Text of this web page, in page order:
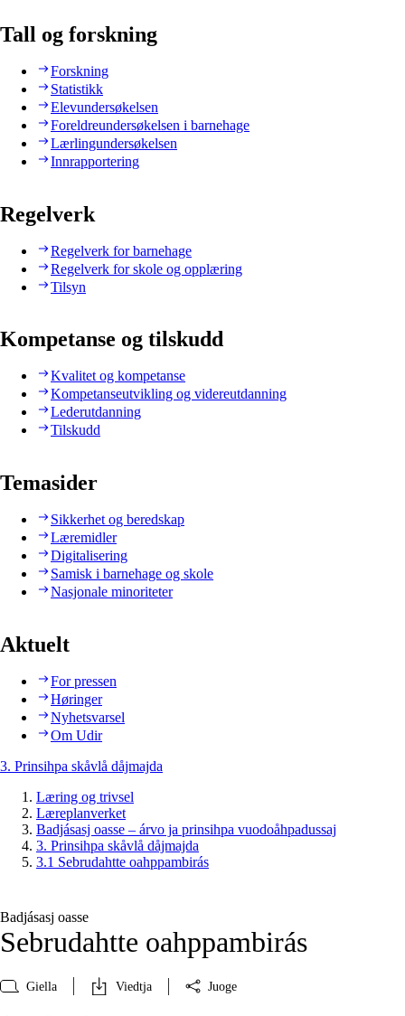
Tall og forskning
Forskning
Statistikk
Elevundersøkelsen
Foreldreundersøkelsen i barnehage
Lærlingundersøkelsen
Innrapportering
Regelverk
Regelverk for barnehage
Regelverk for skole og opplæring
Tilsyn
Kompetanse og tilskudd
Kvalitet og kompetanse
Kompetanseutvikling og videreutdanning
Lederutdanning
Tilskudd
Temasider
Sikkerhet og beredskap
Læremidler
Digitalisering
Samisk i barnehage og skole
Nasjonale minoriteter
Aktuelt
For pressen
Høringer
Nyhetsvarsel
Om Udir
3. Prinsihpa skåvlå dåjmajda
Læring og trivsel
Læreplanverket
Badjásasj oasse – árvo ja prinsihpa vuodoåhpadussaj
3. Prinsihpa skåvlå dåjmajda
3.1 Sebrudahtte oahppambirás
Badjásasj oasse
Sebrudahtte oahppambirás
Giella Viedtja Juoge